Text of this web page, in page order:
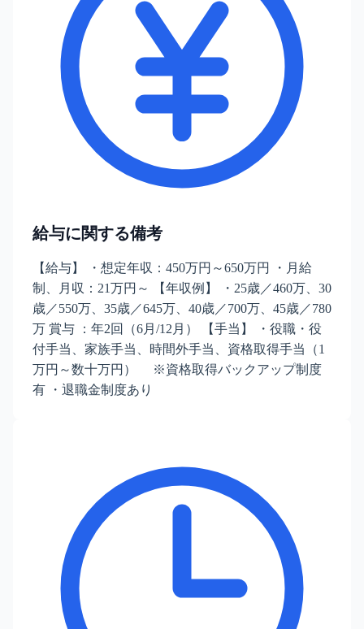
給与に関する備考
【給与】 ・想定年収：450万円～650万円 ・月給
制、月収：21万円～ 【年収例】 ・25歳／460万、30
歳／550万、35歳／645万、40歳／700万、45歳／780
万 賞与 ：年2回（6月/12月） 【手当】 ・役職・役
付手当、家族手当、時間外手当、資格取得手当（1
万円～数十万円） ※資格取得バックアップ制度
有 ・退職金制度あり